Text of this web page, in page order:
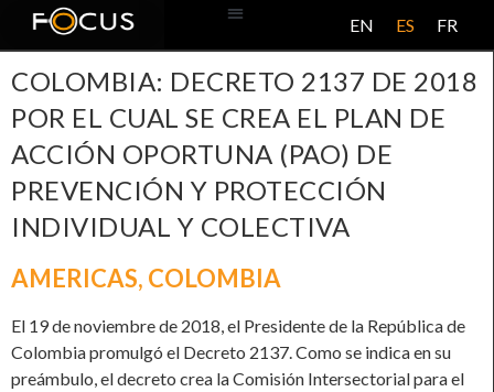
EN ES FR
COLOMBIA: DECRETO 2137 DE 2018
POR EL CUAL SE CREA EL PLAN DE
ACCIÓN OPORTUNA (PAO) DE
PREVENCIÓN Y PROTECCIÓN
INDIVIDUAL Y COLECTIVA
AMERICAS, COLOMBIA
El 19 de noviembre de 2018, el Presidente de la República de
Colombia promulgó el Decreto 2137. Como se indica en su
preámbulo, el decreto crea la Comisión Intersectorial para el